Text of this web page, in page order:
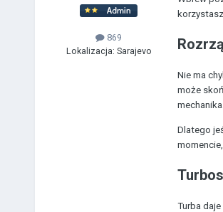
869
Lokalizacja: Sarajevo
Nie ma
może
mechanika.
Dlatego
Turba